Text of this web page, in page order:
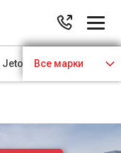
Jetour (8) Kaiyi (4)
Все марки